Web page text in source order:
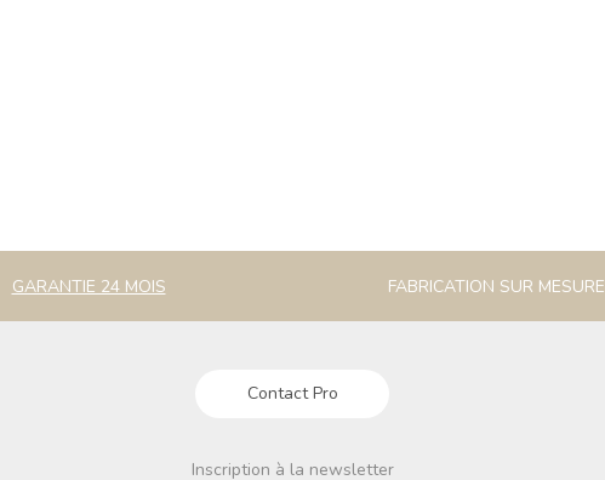
GARANTIE 24 MOIS FABRICATION SUR MESURE
Contact Pro
Inscription à la newsletter